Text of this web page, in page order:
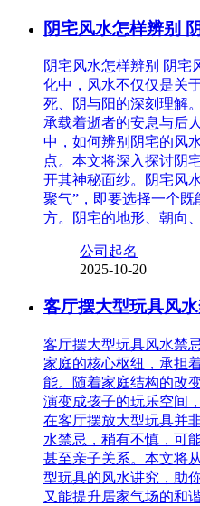
阴宅风水怎样辨别
阴宅风水怎样辨别 阴宅
化中，风水不仅仅是关
死、阴与阳的深刻理解
承载着逝者的安息与后
中，如何辨别阴宅的风
点。本文将深入探讨阴
开其神秘面纱。阴宅风
聚气”，即要选择一个
方。阴宅的地形、朝向
公司起名
2025-10-20
客厅摆大型玩具风
客厅摆大型玩具风水禁
家庭的核心枢纽，承担
能。随着家庭结构的改
演变成孩子的玩乐空间
在客厅摆放大型玩具并
水禁忌，稍有不慎，可
甚至亲子关系。本文将
型玩具的风水讲究，助
又能提升居家气场的和